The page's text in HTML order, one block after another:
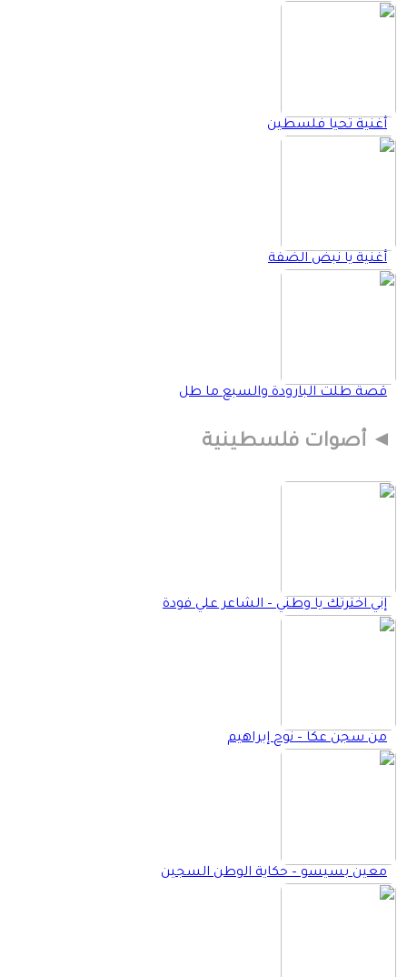
أغنية تحيا فلسطين
أغنية يا نبض الضفة
قصة طلت البارودة والسبع ما طل
أصوات فلسطينية
إني اخترتك يا وطني – الشاعر علي فودة
من سجن عكا – نوح إبراهيم
معين بسيسو – حكاية الوطن السجين